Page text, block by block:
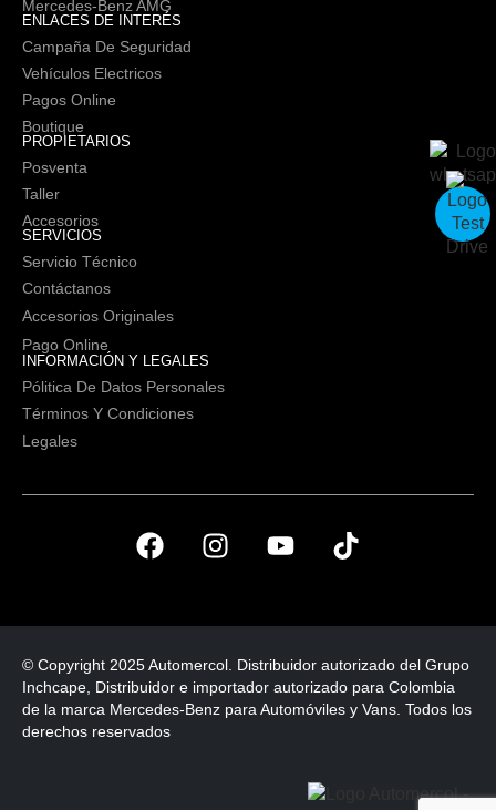
Mercedes-Benz AMG
ENLACES DE INTERÉS
Campaña De Seguridad
Vehículos Electricos
Pagos Online
Boutique
PROPIETARIOS
Posventa
Taller
Accesorios
SERVICIOS
Servicio Técnico
Contáctanos
Accesorios Originales
Pago Online
INFORMACIÓN Y LEGALES
Pólitica De Datos Personales
Términos Y Condiciones
Legales
© Copyright 2025 Automercol. Distribuidor autorizado del Grupo
Inchcape, Distribuidor e importador autorizado para Colombia
de la marca Mercedes-Benz para Automóviles y Vans. Todos los
derechos reservados